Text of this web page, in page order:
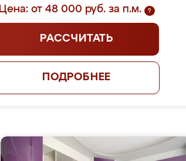
Цена: от 48 000 руб. за п.м. ?
РАССЧИТАТЬ
ПОДРОБНЕЕ